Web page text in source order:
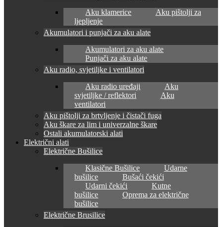
Aku klamerice
Aku pištolji za
ljepljenje
Akumulatori i punjači za aku alate
Akumulatori za aku alate
Punjači za aku alate
Aku radio, svjetiljke i ventilatori
Aku radio uređaji
Aku
svjetiljke / reflektori
Aku
ventilatori
Aku pištolji za brtvljenje i čistači fuga
Aku škare za lim i univerzalne škare
Ostali akumulatorski alati
Električni alati
Električne Bušilice
Klasične Bušilice
Udarne
bušilice
Bušaći čekići
Udarni čekići
Kutne
bušilice
Oprema za električne
bušilice
Električne Brusilice